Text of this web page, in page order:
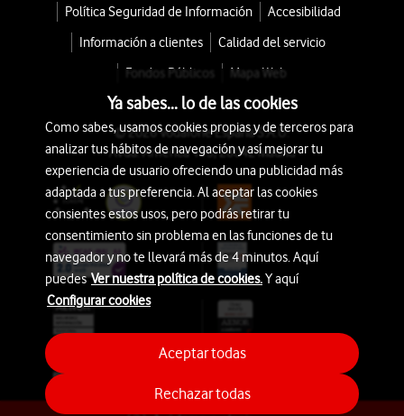
Política Seguridad de Información
Accesibilidad
Información a clientes
Calidad del servicio
Fondos Públicos
Mapa Web
© 2026 Vodafone España S.A.U.
Avda. América 115, 28042 Madrid
Ya sabes... lo de las cookies
Como sabes, usamos cookies propias y de terceros para
analizar tus hábitos de navegación y así mejorar tu
experiencia de usuario ofreciendo una publicidad más
adaptada a tus preferencia. Al aceptar las cookies
consientes estos usos, pero podrás retirar tu
consentimiento sin problema en las funciones de tu
navegador y no te llevará más de 4 minutos. Aquí
puedesVer nuestra política de cookies.Y aquí
Configurar cookies
Rechazar todas
Aceptar todas